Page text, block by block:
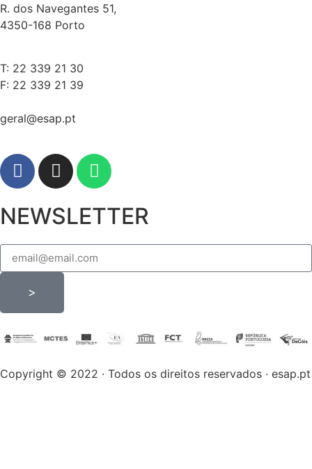
R. dos Navegantes 51,
4350-168 Porto
T: 22 339 21 30
F: 22 339 21 39
geral@esap.pt
NEWSLETTER
>
Copyright © 2022 · Todos os direitos reservados · esap.pt